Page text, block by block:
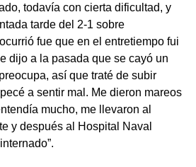
todavía con cierta dificultad, y
tarde del 2-1 sobre
fue que en el entretiempo fui
dijo a la pasada que se cayó un
así que traté de subir
a sentir mal. Me dieron mareos
mucho, me llevaron al
y después al
Hospital Naval